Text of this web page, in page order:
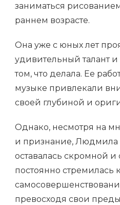
заниматься
раннем возрасте.
Она уже с юных лет
удивительный талант
том, что делала. Ее
музыке привлекали
своей глубиной и
Однако, несмотря на
и признание, Людмила
оставалась скромной
постоянно стремилась к
превосходя свои